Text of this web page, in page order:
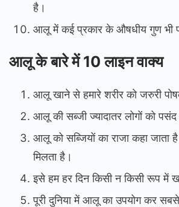
है।
आलू में कई प्रकार के औषधीय गुण भी
आलू के बारे में 10 लाइन वाक्य
आलू खाने से हमारे शरीर को जरुरी
आलू की सब्जी ज्यादातर लोगों को
आलू को सब्जियों का राजा कहा जाता
मिलता है।
इसे हम हर दिन किसी न किसी रूप में
पूरी दुनिया में आलू का उपयोग कर